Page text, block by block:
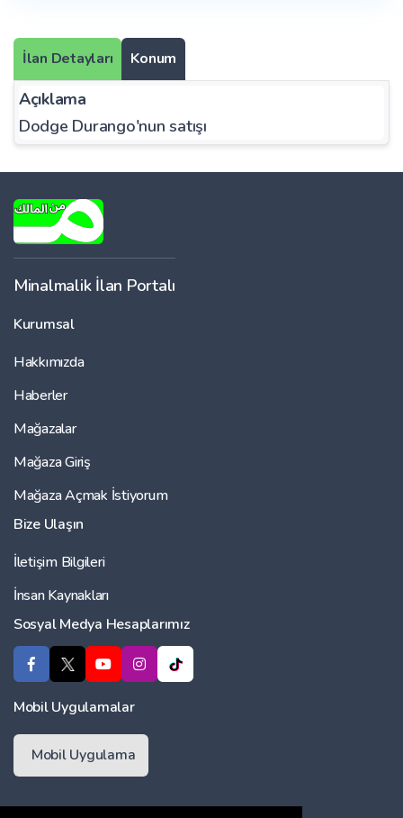
İlan Detayları Konum
Açıklama
Dodge Durango'nun satışı
Minalmalik İlan Portalı
Kurumsal
Hakkımızda
Haberler
Mağazalar
Mağaza Giriş
Mağaza Açmak İstiyorum
Bize Ulaşın
İletişim Bilgileri
İnsan Kaynakları
Sosyal Medya Hesaplarımız
Mobil Uygulamalar
Mobil Uygulama